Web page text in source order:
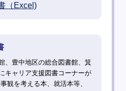
（Excel)
、豊中地区の総合図書館、箕
キャリア支援図書コーナーが
観を考える本、就活本等、